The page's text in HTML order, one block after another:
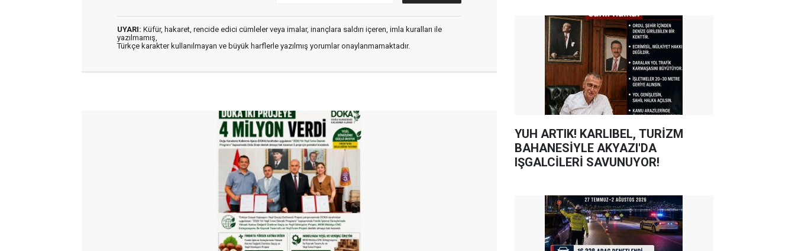
UYARI: Küfür, hakaret, rencide edici cümleler veya imalar, inançlara saldırı içeren, imla kuralları ile
yazılmamış,
Türkçe karakter kullanılmayan ve büyük harflerle yazılmış yorumlar onaylanmamaktadır.
YUH ARTIK! KARLIBEL, TURİZM
BAHANESİYLE AKYAZI'DA
IŞGALCİLERİ SAVUNUYOR!